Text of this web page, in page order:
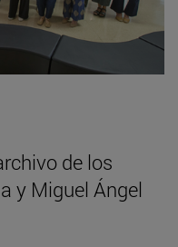
de los
y Miguel Ángel